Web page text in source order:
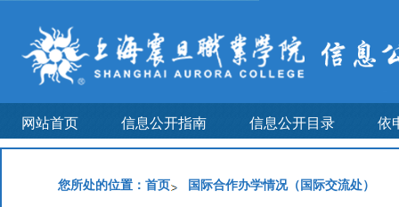
网站首页 信息公开指南 信息公开目录 依
您所处的位置： 首页 国际合作办学情况（国际交流处）